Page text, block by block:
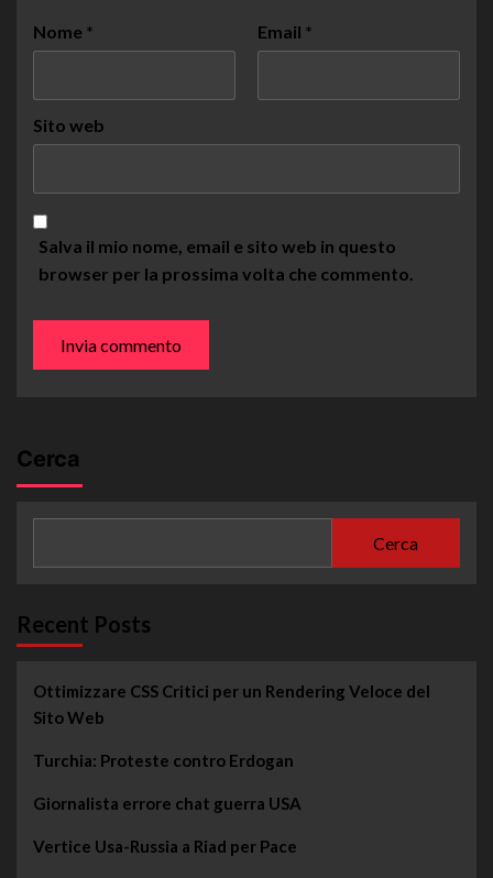
Nome * Email *
Sito web
Salva il mio nome, email e sito web in questo
browser per la prossima volta che commento.
Cerca
Cerca
Recent Posts
Ottimizzare CSS Critici per un Rendering Veloce del
Sito Web
Turchia: Proteste contro Erdogan
Giornalista errore chat guerra USA
Vertice Usa-Russia a Riad per Pace